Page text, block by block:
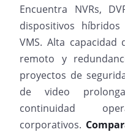
Encuentra NVRs,
dispositivos
VMS. Alta capacidad
remoto y
proyectos de
de video
continuidad
corporativos.